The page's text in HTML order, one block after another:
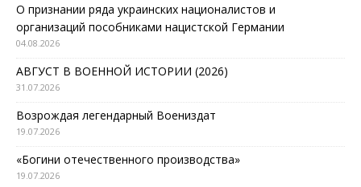
О признании ряда украинских националистов и
организаций пособниками нацистской Германии
04.08.2026
АВГУСТ В ВОЕННОЙ ИСТОРИИ (2026)
31.07.2026
Возрождая легендарный Воениздат
19.07.2026
«Богини отечественного производства»
19.07.2026